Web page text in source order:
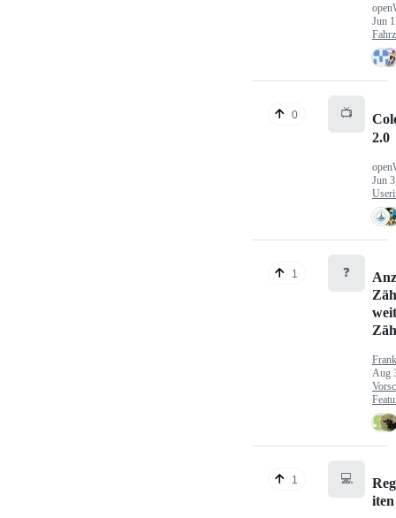
Jun
0 📺
2.0
Jun
1 ❓
Aug
1 💻
iten